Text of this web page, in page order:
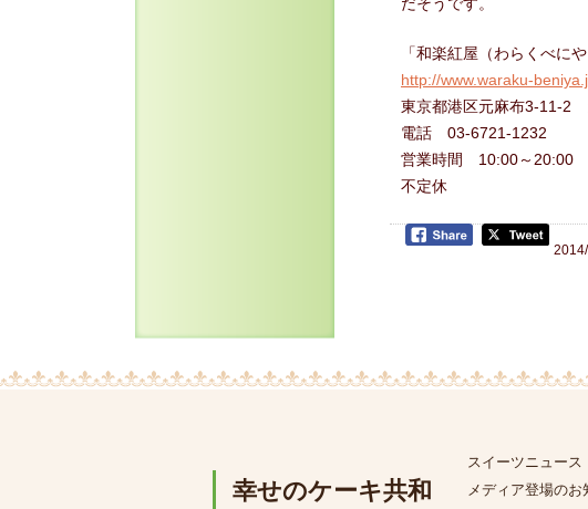
「和楽紅屋（わらくべに
http://www.waraku-
東京都港区元麻布3-11-2
電話 03-6721-1232
営業時間 10:00～20:00
不定休
2014/
幸せのケーキ共和
スイーツニュース
メディア登場のお